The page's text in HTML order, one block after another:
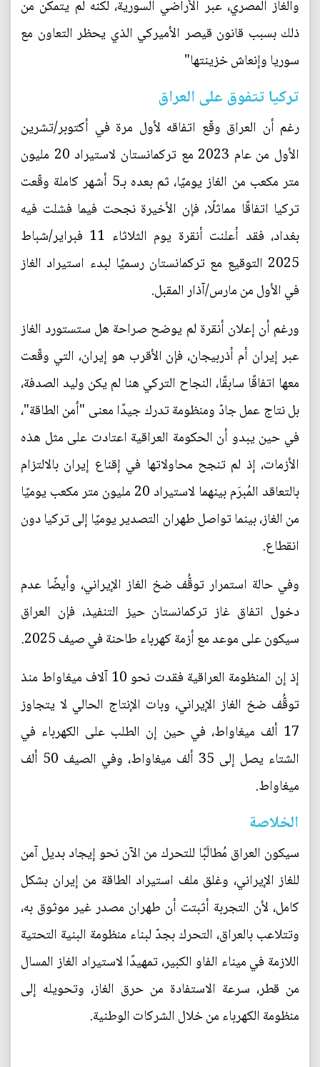
والغاز المصري، عبر الأراضي السورية، لكنه لم يتمكن من
ذلك بسبب قانون قيصر الأميركي الذي يحظر التعاون مع
سوريا وإنعاش خزينتها"
تركيا تتفوق على العراق
رغم أن العراق وقّع اتفاقه لأول مرة في أكتوبر/تشرين
الأول من عام 2023 مع تركمانستان لاستيراد 20 مليون
متر مكعب من الغاز يوميًا، ثم بعده بـ5 أشهر كاملة وقّعت
تركيا اتفاقًا مماثلًا، فإن الأخيرة نجحت فيما فشلت فيه
بغداد، فقد أعلنت أنقرة يوم الثلاثاء 11 فبراير/شباط
2025 التوقيع مع تركمانستان رسميًا لبدء استيراد الغاز
في الأول من مارس/آذار المقبل.
ورغم أن إعلان أنقرة لم يوضح صراحة هل ستستورد الغاز
عبر إيران أم أذربيجان، فإن الأقرب هو إيران، التي وقّعت
معها اتفاقًا سابقًا، النجاح التركي هنا لم يكن وليد الصدفة،
بل نتاج عمل جادّ ومنظومة تدرك جيدًا معنى "أمن الطاقة"،
في حين يبدو أن الحكومة العراقية اعتادت على مثل هذه
الأزمات، إذ لم تنجح محاولاتها في إقناع إيران بالالتزام
بالتعاقد المُبرَم بينهما لاستيراد 20 مليون متر مكعب يوميًا
من الغاز، بينما تواصل طهران التصدير يوميًا إلى تركيا دون
انقطاع.
وفي حالة استمرار توقُّف ضخ الغاز الإيراني، وأيضًا عدم
دخول اتفاق غاز تركمانستان حيز التنفيذ، فإن العراق
سيكون على موعد مع أزمة كهرباء طاحنة في صيف 2025.
إذ إن المنظومة العراقية فقدت نحو 10 آلاف ميغاواط منذ
توقُّف ضخ الغاز الإيراني، وبات الإنتاج الحالي لا يتجاوز
17 ألف ميغاواط، في حين إن الطلب على الكهرباء في
الشتاء يصل إلى 35 ألف ميغاواط، وفي الصيف 50 ألف
ميغاواط.
الخلاصة
سيكون العراق مُطالَبًا للتحرك من الآن نحو إيجاد بديل آمن
للغاز الإيراني، وغلق ملف استيراد الطاقة من إيران بشكل
كامل، لأن التجربة أثبتت أن طهران مصدر غير موثوق به،
وتتلاعب بالعراق، التحرك بجدّ لبناء منظومة البنية التحتية
اللازمة في ميناء الفاو الكبير، تمهيدًا لاستيراد الغاز المسال
من قطر، سرعة الاستفادة من حرق الغاز، وتحويله إلى
منظومة الكهرباء من خلال الشركات الوطنية.